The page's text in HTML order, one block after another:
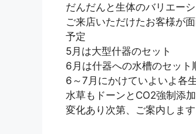
だんだんと生体のバリエー
ご来店いただけたお客様が
予定
5月は大型什器のセット
6月は什器への水槽のセット
6～7月にかけていよいよ各
水草もドーンとCO2強制添
変化あり次第、ご案内します